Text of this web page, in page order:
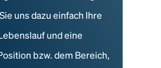
uns dazu einfach Ihre
und eine
bzw. dem Bereich,